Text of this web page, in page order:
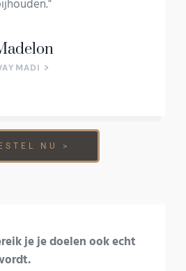
>
NU >
je je doelen ook echt